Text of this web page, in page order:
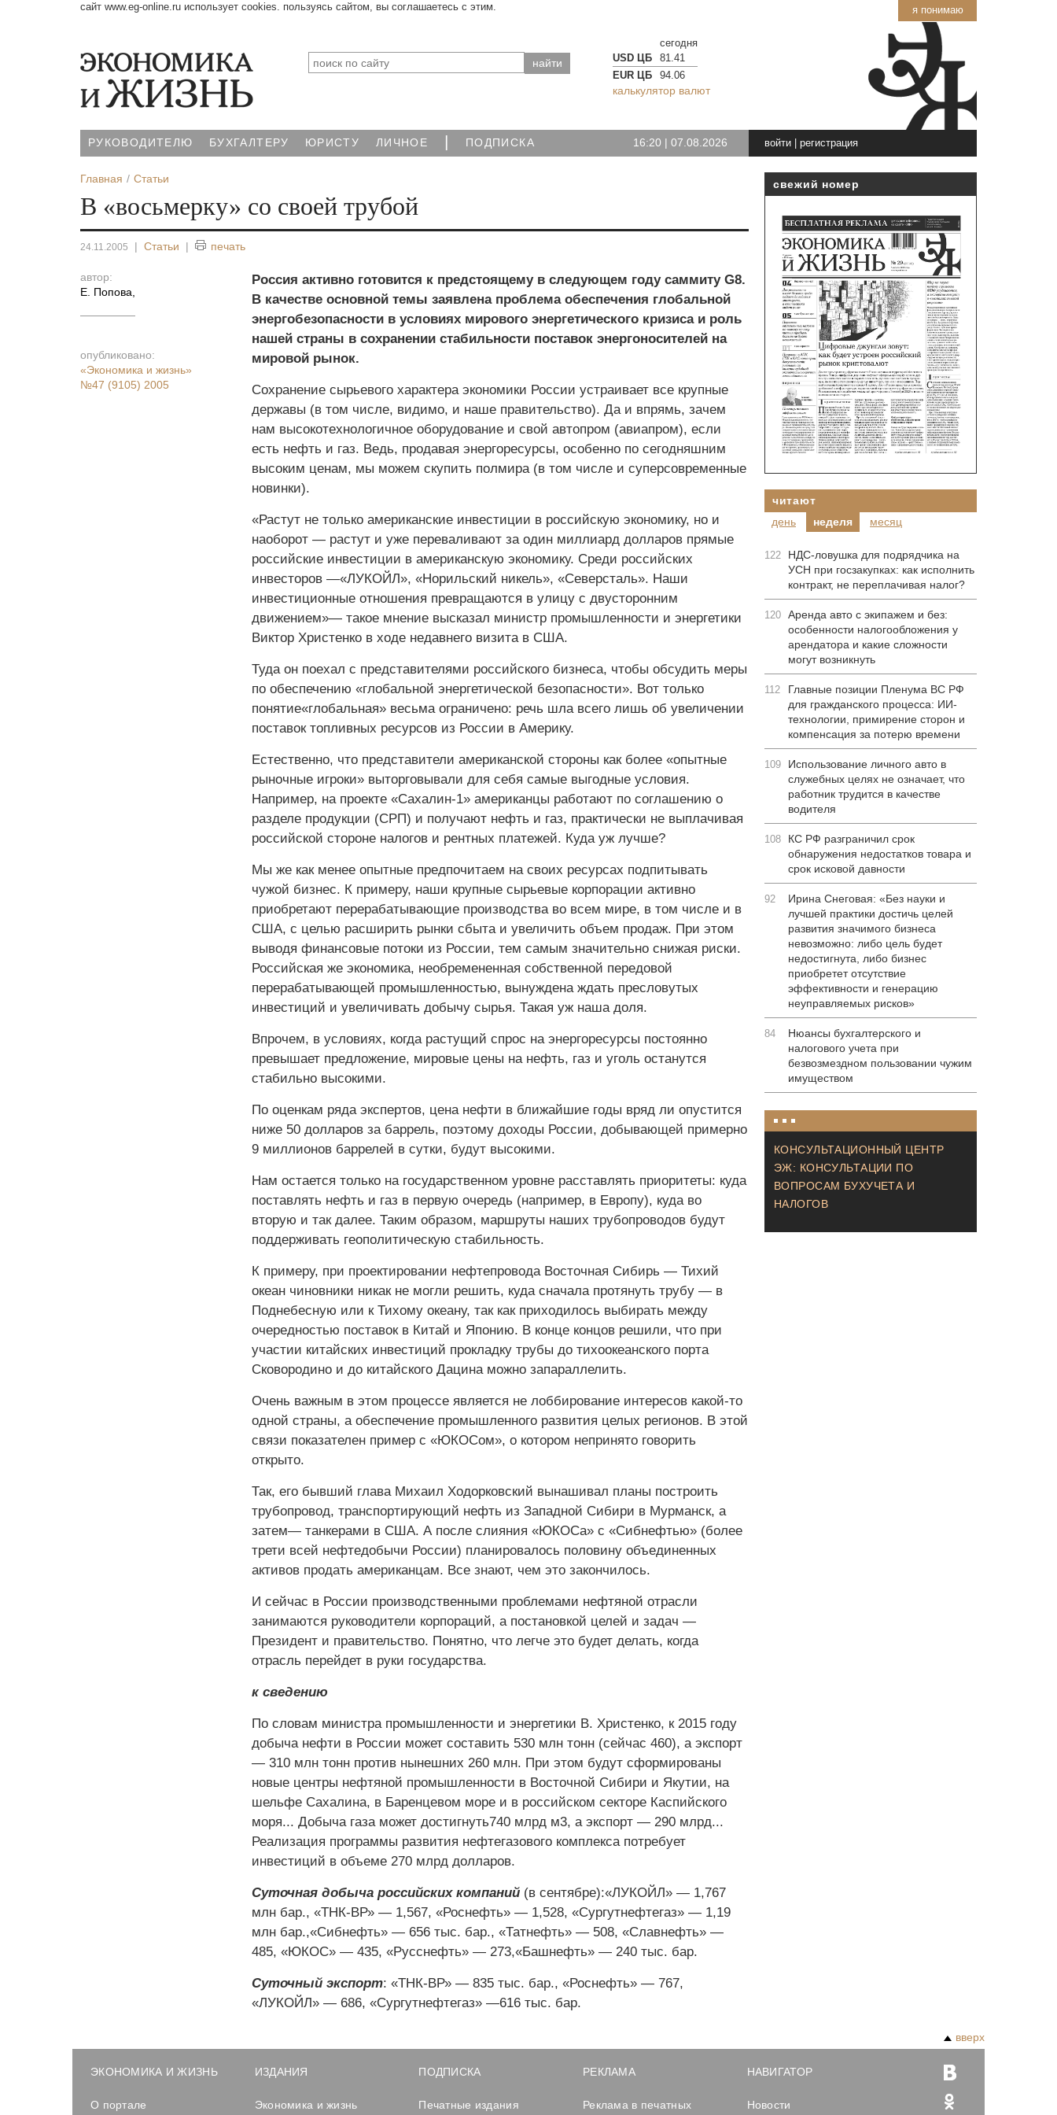
я понимаю
сайт www.eg-online.ru использует cookies. пользуясь сайтом, вы соглашаетесь с этим.
сегодня
USD ЦБ
81.41
EUR ЦБ
94.06
калькулятор валют
РУКОВОДИТЕЛЮ БУХГАЛТЕРУ ЮРИСТУ ЛИЧНОЕ | ПОДПИСКА 16:20 | 07.08.2026 войти| регистрация
Главная Статьи
В «восьмерку» со своей трубой
24.11.2005 | Статьи | печать
автор:
Е. Попова
опубликовано:
«Экономика и жизнь»
№47 (9105) 2005
Россия активно готовится к предстоящему в следующем году саммиту G8.
В качестве основной темы заявлена проблема обеспечения глобальной
энергобезопасности в условиях мирового энергетического кризиса и роль
нашей страны в сохранении стабильности поставок энергоносителей на
мировой рынок.
Сохранение сырьевого характера экономики России устраивает все крупные
державы (в том числе, видимо, и наше правительство). Да и впрямь, зачем
нам высокотехнологичное оборудование и свой автопром (авиапром), если
есть нефть и газ. Ведь, продавая энергоресурсы, особенно по сегодняшним
высоким ценам, мы можем скупить полмира (в том числе и суперсовременные
новинки).
«Растут не только американские инвестиции в российскую экономику, но и
наоборот — растут и уже переваливают за один миллиард долларов прямые
российские инвестиции в американскую экономику. Среди российских
инвесторов —«ЛУКОЙЛ», «Норильский никель», «Северсталь». Наши
инвестиционные отношения превращаются в улицу с двусторонним
движением»— такое мнение высказал министр промышленности и энергетики
Виктор Христенко в ходе недавнего визита в США.
Туда он поехал с представителями российского бизнеса, чтобы обсудить меры
по обеспечению «глобальной энергетической безопасности». Вот только
понятие«глобальная» весьма ограничено: речь шла всего лишь об увеличении
поставок топливных ресурсов из России в Америку.
Естественно, что представители американской стороны как более «опытные
рыночные игроки» выторговывали для себя самые выгодные условия.
Например, на проекте «Сахалин-1» американцы работают по соглашению о
разделе продукции (СРП) и получают нефть и газ, практически не выплачивая
российской стороне налогов и рентных платежей. Куда уж лучше?
Мы же как менее опытные предпочитаем на своих ресурсах подпитывать
чужой бизнес. К примеру, наши крупные сырьевые корпорации активно
приобретают перерабатывающие производства во всем мире, в том числе и в
США, с целью расширить рынки сбыта и увеличить объем продаж. При этом
выводя финансовые потоки из России, тем самым значительно снижая риски.
Российская же экономика, необремененная собственной передовой
перерабатывающей промышленностью, вынуждена ждать пресловутых
инвестиций и увеличивать добычу сырья. Такая уж наша доля.
Впрочем, в условиях, когда растущий спрос на энергоресурсы постоянно
превышает предложение, мировые цены на нефть, газ и уголь останутся
стабильно высокими.
По оценкам ряда экспертов, цена нефти в ближайшие годы вряд ли опустится
ниже 50 долларов за баррель, поэтому доходы России, добывающей примерно
9 миллионов баррелей в сутки, будут высокими.
Нам остается только на государственном уровне расставлять приоритеты: куда
поставлять нефть и газ в первую очередь (например, в Европу), куда во
вторую и так далее. Таким образом, маршруты наших трубопроводов будут
поддерживать геополитическую стабильность.
К примеру, при проектировании нефтепровода Восточная Сибирь — Тихий
океан чиновники никак не могли решить, куда сначала протянуть трубу — в
Поднебесную или к Тихому океану, так как приходилось выбирать между
очередностью поставок в Китай и Японию. В конце концов решили, что при
участии китайских инвестиций прокладку трубы до тихоокеанского порта
Сковородино и до китайского Дацина можно запараллелить.
Очень важным в этом процессе является не лоббирование интересов какой-то
одной страны, а обеспечение промышленного развития целых регионов. В этой
связи показателен пример с «ЮКОСом», о котором непринято говорить
открыто.
Так, его бывший глава Михаил Ходорковский вынашивал планы построить
трубопровод, транспортирующий нефть из Западной Сибири в Мурманск, а
затем— танкерами в США. А после слияния «ЮКОСа» с «Сибнефтью» (более
трети всей нефтедобычи России) планировалось половину объединенных
активов продать американцам. Все знают, чем это закончилось.
И сейчас в России производственными проблемами нефтяной отрасли
занимаются руководители корпораций, а постановкой целей и задач —
Президент и правительство. Понятно, что легче это будет делать, когда
отрасль перейдет в руки государства.
к сведению
По словам министра промышленности и энергетики В. Христенко, к 2015 году
добыча нефти в России может составить 530 млн тонн (сейчас 460), а экспорт
— 310 млн тонн против нынешних 260 млн. При этом будут сформированы
новые центры нефтяной промышленности в Восточной Сибири и Якутии, на
шельфе Сахалина, в Баренцевом море и в российском секторе Каспийского
моря... Добыча газа может достигнуть740 млрд м3, а экспорт — 290 млрд...
Реализация программы развития нефтегазового комплекса потребует
инвестиций в объеме 270 млрд долларов.
Суточная добыча российских компаний(в сентябре):«ЛУКОЙЛ» — 1,767
млн бар., «ТНК-ВР» — 1,567, «Роснефть» — 1,528, «Сургутнефтегаз» — 1,19
млн бар.,«Сибнефть» — 656 тыс. бар., «Татнефть» — 508, «Славнефть» —
485, «ЮКОС» — 435, «Русснефть» — 273,«Башнефть» — 240 тыс. бар.
Суточный экспорт: «ТНК-ВР» — 835 тыс. бар., «Роснефть» — 767,
«ЛУКОЙЛ» — 686, «Сургутнефтегаз» —616 тыс. бар.
свежий номер
читают
день
неделя месяц
122
НДС-ловушка для подрядчика на
УСН при госзакупках: как исполнить
контракт, не переплачивая налог?
120 Аренда авто с экипажем и без:
особенности налогообложения у
арендатора и какие сложности
могут возникнуть
112
Главные позиции Пленума ВС РФ
для гражданского процесса: ИИ-
технологии, примирение сторон и
компенсация за потерю времени
109
Использование личного авто в
служебных целях не означает, что
работник трудится в качестве
водителя
108
КС РФ разграничил срок
обнаружения недостатков товара и
срок исковой давности
92
Ирина Снеговая: «Без науки и
лучшей практики достичь целей
развития значимого бизнеса
невозможно: либо цель будет
недостигнута, либо бизнес
приобретет отсутствие
эффективности и генерацию
неуправляемых рисков»
84
Нюансы бухгалтерского и
налогового учета при
безвозмездном пользовании чужим
имуществом
КОНСУЛЬТАЦИОННЫЙ ЦЕНТР
ЭЖ: КОНСУЛЬТАЦИИ ПО
ВОПРОСАМ БУХУЧЕТА И
НАЛОГОВ
вверх
ЭКОНОМИКА И ЖИЗНЬ
О портале
ИЗДАНИЯ
Экономика и жизнь
ПОДПИСКА
Печатные издания
РЕКЛАМА
Реклама в печатных
НАВИГАТОР
Новости